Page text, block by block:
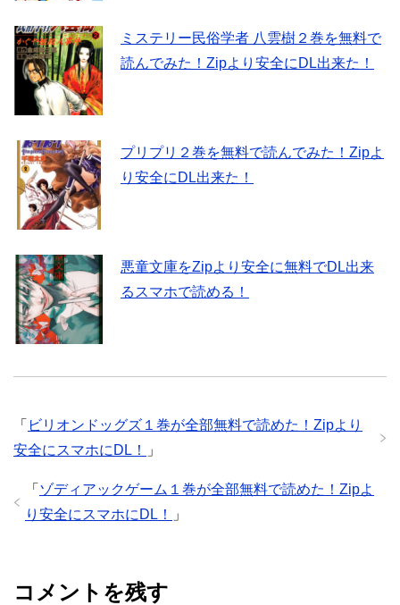
ミステリー民俗学者 八雲樹２巻を無料で
読んでみた！Zipより安全にDL出来た！
プリプリ２巻を無料で読んでみた！Zipよ
り安全にDL出来た！
悪童文庫をZipより安全に無料でDL出来
るスマホで読める！
「 ビリオンドッグズ１巻が全部無料で読めた！Zipより
安全にスマホにDL！
」
「 ゾディアックゲーム１巻が全部無料で読めた！Zipよ
り安全にスマホにDL！
」
コメントを残す